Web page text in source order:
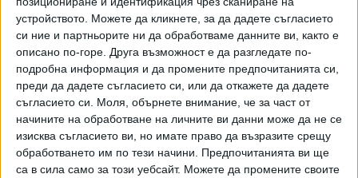
устройството. Можете да кликнете, за да дадете съгласието
си ние и партньорите ни да обработваме данните ви, както е
описано по-горе. Друга възможност е да разгледате по-
подробна информация и да промените предпочитанията си,
преди да дадете съгласието си, или да откажете да дадете
съгласието си.
Моля, обърнете внимание, че за част от
начините на обработване на личните ви данни може да не се
изисква съгласието ви, но имате право да възразите срещу
обработването им по тези начини. Предпочитанията ви ще
са в сила само за този уебсайт. Можете да промените своите
Преди присъдата на СГС, прокурорът по делото
прочете част от обвинителния акт пред съда. Тя
пледира, че Петров е виновен за това, за което е
обвинен, и призова съдът да му наложи наказание
"лишаване от свобода" за 14 години, както и да бъде
лишен от адвокатски права за 17 години.
Адвокат Минчо Спасов, който представлява част от
семейство Златанови посочи, че разказите на Явор